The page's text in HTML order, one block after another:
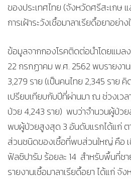
ของประเทศไทย (จังหวัดศรีสะเกษ
การเฝ้าระวังเชื้อมาลาเรียดื้อยาอย่า
ข้อมูลจากกองโรคติดต่อนำโดยแมล
22 กรกฏาคม พ.ศ. 2562 พบรายงาน
3,279 ราย (เป็นคนไทย 2,345 ราย คิ
เปรียบเทียบกับปีที่ผ่านมา ณ ช่วงเว
ป่วย 4,243 ราย) พบว่าจำนวนผู้ป่ว
พบผู้ป่วยสูงสุด 3 อันดับแรกได้แก่ ต
ส่วนชนิดของเชื้อที่พบส่วนใหญ่ คือ เ
ฟัลซิปารัม ร้อยละ 14 สำหรับพื้นที่
รายงานเชื้อมาลาเรียดื้อยา ได้แก่